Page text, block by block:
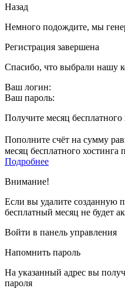
Назад
Немного подождите, мы
Регистрация завершена
Спасибо, что выбрали нашу
Ваш логин:
Ваш пароль:
Получите месяц бесплатного
Пополните счёт на сумму
месяц бесплатного
Подробнее
Внимание!
Если вы удалите созданную
бесплатный месяц не будет
Войти в панель управления
Напомнить пароль
На указанный адрес вы
пароля